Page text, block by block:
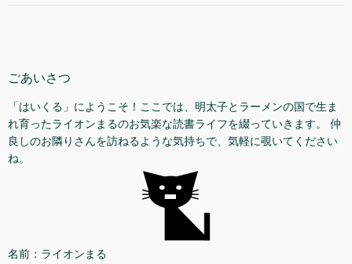
ごあいさつ
「はいくる」にようこそ！ここでは、明太子とラーメンの国で生ま
れ育ったライオンまるのお気楽な読書ライフを綴っていきます。 仲
良しのお隣りさんを訪ねるような気持ちで、気軽に覗いてください
ね。
名前：ライオンまる